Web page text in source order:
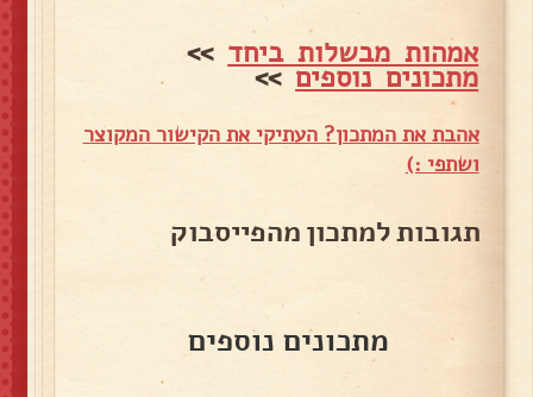
אמהות מבשלות ביחד >>
מתכונים נוספים>>
אהבת את המתכון? העתיקי את הקישור המקוצר
ושתפי :)
תגובות למתכון מהפייסבוק
מתכונים נוספים